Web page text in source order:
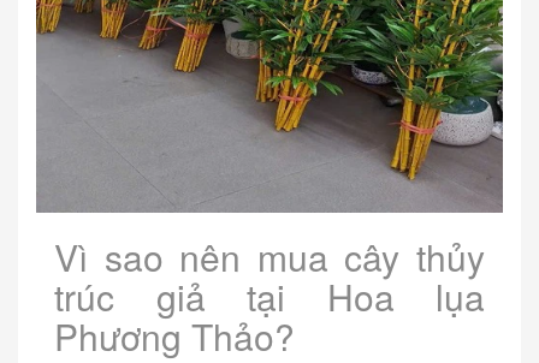
Vì sao nên mua cây thủy
trúc giả tại Hoa lụa
Phương Thảo?